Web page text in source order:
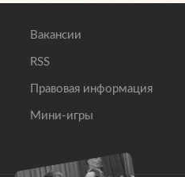
Вакансии
RSS
Правовая информация
Мини-игры